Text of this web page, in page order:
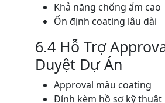
Khả năng chống ẩm cao
Ổn định coating lâu dài
6.4 Hỗ Trợ
Duyệt Dự Án
Approval màu coating
Đính kèm hồ sơ kỹ thuật